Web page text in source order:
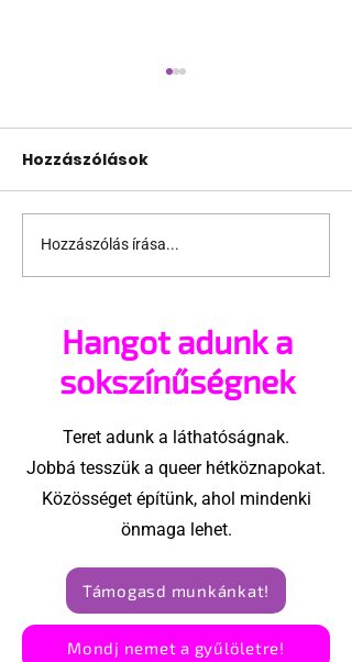
Fico már az azonos
nemű párok
Hozzászólások
Hozzászólás írása...
Hangot adunk a
sokszínűségnek
Teret adunk a láthatóságnak.
Jobbá tesszük a queer hétköznapokat.
Közösséget építünk, ahol mindenki
önmaga lehet.
Támogasd munkánkat!
Mondj nemet a gyűlöletre!